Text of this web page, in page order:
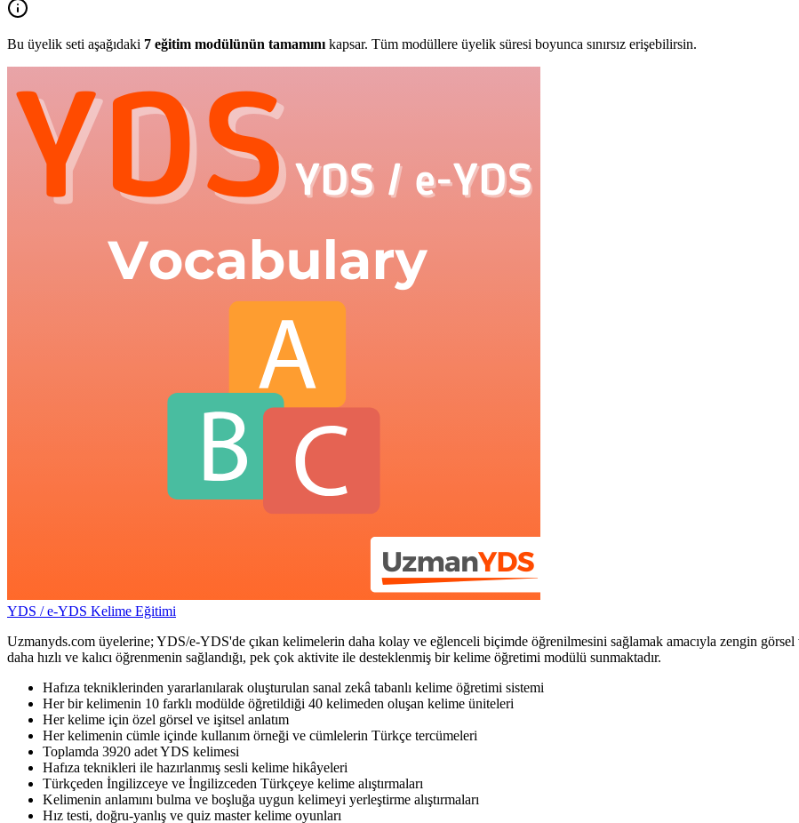
Bu üyelik seti aşağıdaki 7 eğitim modülünün tamamını kapsar. Tüm modüllere üyelik süresi boyunca sınırsız erişebilirsin.
YDS / e-YDS Kelime Eğitimi
Uzmanyds.com üyelerine; YDS/e-YDS'de çıkan kelimelerin daha kolay ve eğlenceli biçimde öğrenilmesini sağlamak amacıyla zengin
daha hızlı ve kalıcı öğrenmenin sağlandığı, pek çok aktivite ile desteklenmiş bir kelime öğretimi modülü sunmaktadır.
Hafıza tekniklerinden yararlanılarak oluşturulan sanal zekâ tabanlı kelime öğretimi sistemi
Her bir kelimenin 10 farklı modülde öğretildiği 40 kelimeden oluşan kelime üniteleri
Her kelime için özel görsel ve işitsel anlatım
Her kelimenin cümle içinde kullanım örneği ve cümlelerin Türkçe tercümeleri
Toplamda 3920 adet YDS kelimesi
Hafıza teknikleri ile hazırlanmış sesli kelime hikâyeleri
Türkçeden İngilizceye ve İngilizceden Türkçeye kelime alıştırmaları
Kelimenin anlamını bulma ve boşluğa uygun kelimeyi yerleştirme alıştırmaları
Hız testi, doğru-yanlış ve quiz master kelime oyunları